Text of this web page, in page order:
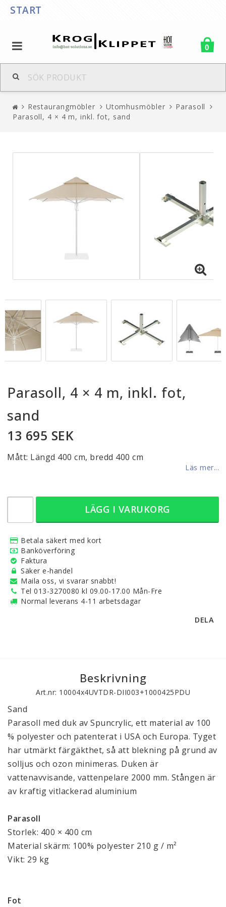
START
0
Restaurangmöbler Utomhusmöbler
Parasoll
Parasoll, 4 × 4 m, inkl. fot, sand
Parasoll, 4 × 4 m, inkl. fot,
sand
13 695 SEK
Mått: Längd 400 cm, bredd 400 cm
Läs mer...
LÄGG I VARUKORG
Betala säkert med kort
Banköverföring
Faktura
Säker e-handel
Maila oss, vi svarar snabbt!
Tel 013-3270080 kl 09.00-17.00 Mån-Fre
Normal leverans 4-11 arbetsdagar
DELA
Beskrivning
Art.nr: 10004x4UVTDR-DII003+1000425PDU
Sand
Parasoll med duk av Spuncrylic, ett material av 100
% polyester och patenterat i USA och Europa. Tyget
har utmärkt färgäkthet, så att blekning på grund av
solljus och ozon minimeras. Duken är
vattenavvisande, vattenpelare 2000 mm. Stången är
av kraftig vitlackerad aluminium
Parasoll
Storlek: 400 × 400 cm
Material skärm: 100% polyester 210 g / m²
Vikt: 29 kg
Fot